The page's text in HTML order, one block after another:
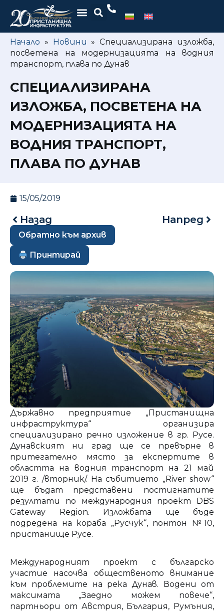
Начало » Новини »Специализирана изложба,
посветена на модернизацията на водния
транспорт, плава по Дунав
СПЕЦИАЛИЗИРАНА
ИЗЛОЖБА, ПОСВЕТЕНА НА
МОДЕРНИЗАЦИЯТА НА
ВОДНИЯ ТРАНСПОРТ,
ПЛАВА ПО ДУНАВ
15/05/2019
Назад Напред
Обратно към архив
Принтирай
Държавно предприятие „Пристанищна
инфраструктура“ организира
специализирано речно изложение в гр. Русе.
Дунавският ни град ще се превърне в
притегателно място за експертите в
областта на водния транспорт на 21 май
2019 г. /вторник/. На събитието „River show“
ще бъдат представени постигнатите
резултати по международния проект DBS
Gateway Region. Изложбата ще бъде
подредена на кораба „Русчук“, понтон №10,
пристанище Русе.
Международният проект с българско
участие насочва общественото внимание
към проблемите на река Дунав. Водени от
максимата „Заедно можем повече“,
партньори от Австрия, България, Румъния,